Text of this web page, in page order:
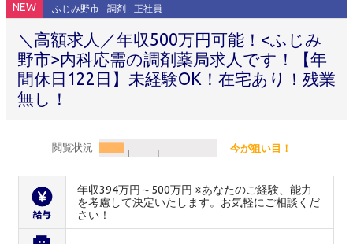
NEW ふじみ野市 調剤 正社員
＼高額求人／年収500万円可能！<ふじみ
野市>内科応需の調剤薬局求人です！【年
間休日122日】未経験OK！在宅あり！残業
無し！
閲覧状況 今が狙い目！
年収394万円～500万円 ※あなたのご経験、能力
を考慮して決定いたします。お気軽にご相談くだ
さい！